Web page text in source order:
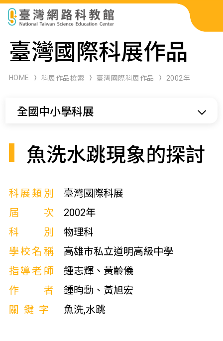
科展作品檢索
科學研習月刊
臺灣國際科展作品
HOME 科展作品檢索 臺灣國際科展作品 2002年
全國中小學科展
魚洗水跳現象的探討
科展類別
臺灣國際科展
屆次
2002年
科別
物理科
學校名稱
高雄市私立道明高級中學
指導老師
鍾志輝、黃齡儀
作者
鍾昀勳、黃旭宏
關鍵字
魚洗,水跳